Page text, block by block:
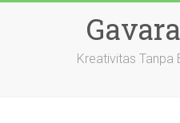
Kreativitas Tanpa